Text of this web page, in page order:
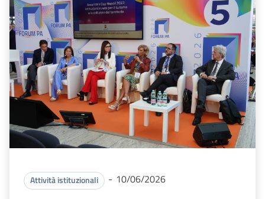
Attività istituzionali - 10/06/2026